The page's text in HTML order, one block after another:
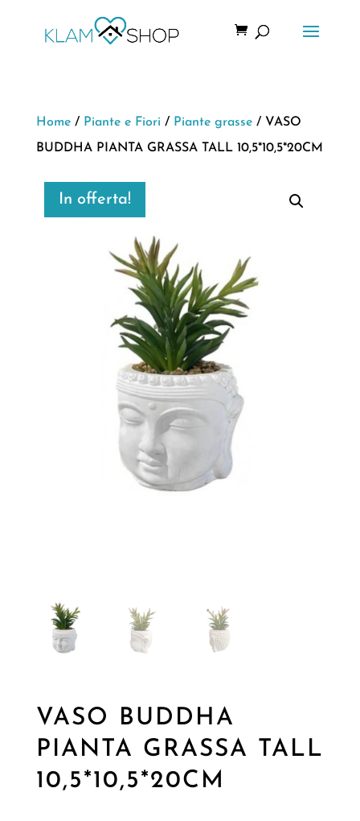
Home/ Piante e Fiori / Piante grasse/ VASO
BUDDHA PIANTA GRASSA TALL 10,5*10,5*20CM
In offerta!
VASO BUDDHA
PIANTA GRASSA TALL
10,5*10,5*20CM